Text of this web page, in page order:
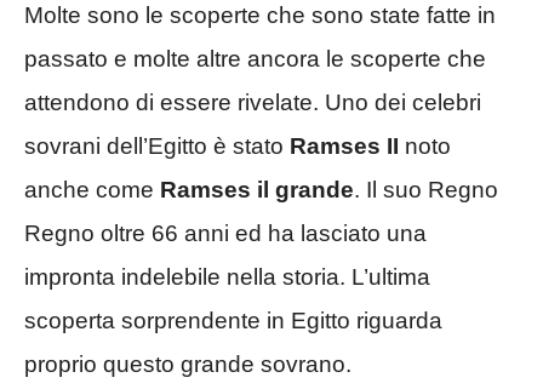
Molte sono le scoperte che sono state fatte in
passato e molte altre ancora le scoperte che
attendono di essere rivelate. Uno dei celebri
sovrani dell’Egitto è stato Ramses II noto
anche come Ramses il grande. Il suo Regno
Regno oltre 66 anni ed ha lasciato una
impronta indelebile nella storia. L’ultima
scoperta sorprendente in Egitto riguarda
proprio questo grande sovrano.